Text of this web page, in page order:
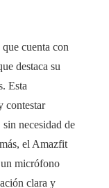
cuenta con
destaca su
Esta
contestar
necesidad de
el Amazfit
micrófono
clara y